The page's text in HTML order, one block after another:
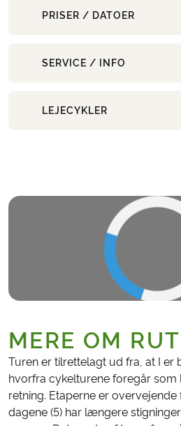
PRISER / DATOER
SERVICE / INFO
LEJECYKLER
MERE OM
Turen er tilrettelagt ud fra, at I er
hvorfra cykelturene foregår som
retning. Etaperne er overvejende
dagene (5) har længere